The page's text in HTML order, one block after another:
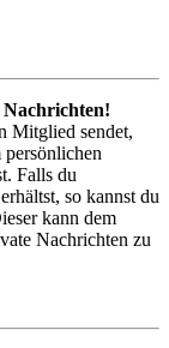
Mitglied sendet,
Falls du
so kannst du
kann dem
Nachrichten zu